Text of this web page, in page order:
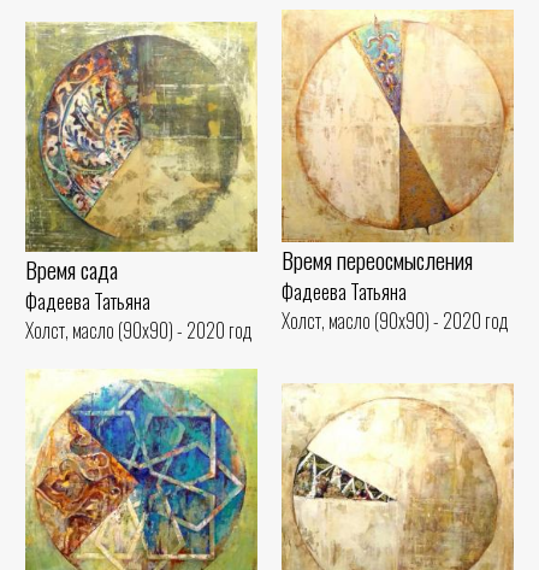
Время переосмысления
Фадеева Татьяна
Холст, масло (90x90) - 2020 год
Время сада
Фадеева Татьяна
Холст, масло (90x90) - 2020 год